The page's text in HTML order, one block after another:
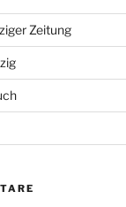
Zeitung